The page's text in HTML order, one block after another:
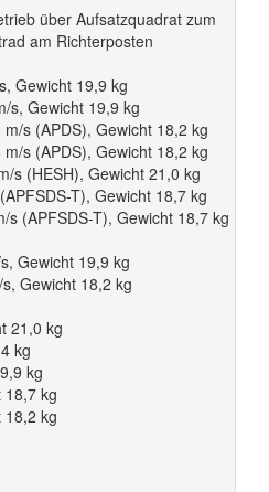
über Aufsatzquadrat zum
am Richterposten
Gewicht 19,9 kg
s, Gewicht 19,9 kg
s (APDS), Gewicht 18,2 kg
s (APDS), Gewicht 18,2 kg
s (HESH), Gewicht 21,0 kg
T), Gewicht 18,7 kg
s (APFSDS-T), Gewicht 18,7 kg
Gewicht 19,9 kg
Gewicht 18,2 kg
21,0 kg
kg
kg
18,7 kg
18,2 kg